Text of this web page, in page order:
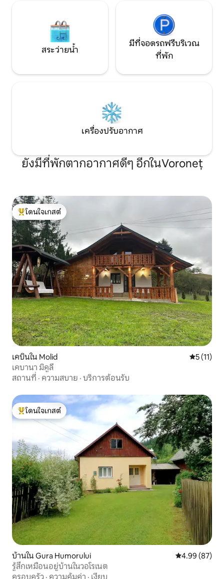
สระว่ายน้ำ
มีที่จอดรถฟรีบริเวณ
ที่พัก
เครื่องปรับอากาศ
ยังมีที่พักตากอากาศดีๆ อีกในVoroneț
โดนใจเกสต์ที่สุด
โดนใจเกสต์
เคบินใน Molid คะแนนเฉ
5 (11)
เคบานา มิคูลี
สถานที่ · ความสบาย · บริการต้อนรับ
โดนใจเกสต์ที่สุด
โดนใจเกสต์
บ้านใน Gura Humorului คะแนนเฉลี่ย
4.99 (87)
รู้สึกเหมือนอยู่บ้านในวอโรเนต
ครอบครัว · ความคุ้มค่า · เงียบ